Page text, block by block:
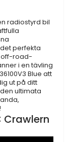
radiostyrd bil
perfekta
off-road-
i en tävling
Blue att
ut på ditt
den ultimata
Crawlern